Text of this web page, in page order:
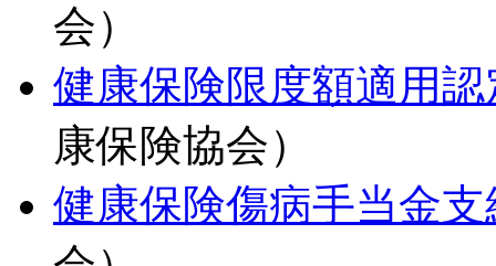
会）
健康保険限度額適用
康保険協会）
健康保険傷病手当金